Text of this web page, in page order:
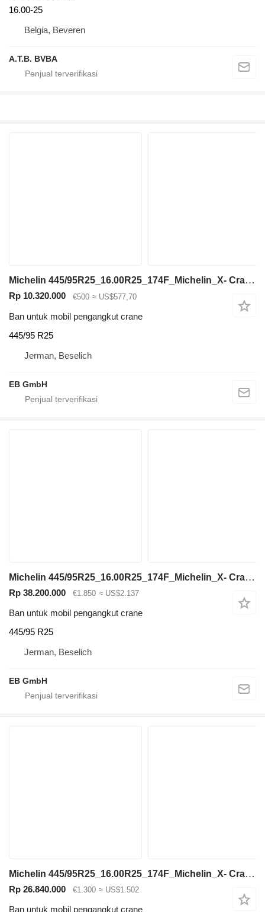
16.00-25
Belgia, Beveren
A.T.B. BVBA
Michelin 445/95R25_16.00R25_174F_Michelin_X- Crane AT_TL_MPT_Kranreifen
Rp 10.320.000 €500 ≈ US$577,70
Ban untuk mobil pengangkut crane
445/95 R25
Jerman, Beselich
EB GmbH
Michelin 445/95R25_16.00R25_174F_Michelin_X- Crane+_Kranreifen_Mobilkran_
Rp 38.200.000 €1.850 ≈ US$2.137
Ban untuk mobil pengangkut crane
445/95 R25
Jerman, Beselich
EB GmbH
Michelin 445/95R25_16.00R25_174F_Michelin_X- Crane AT_TL_MPT_Kranreifen
Rp 26.840.000 €1.300 ≈ US$1.502
Ban untuk mobil pengangkut crane